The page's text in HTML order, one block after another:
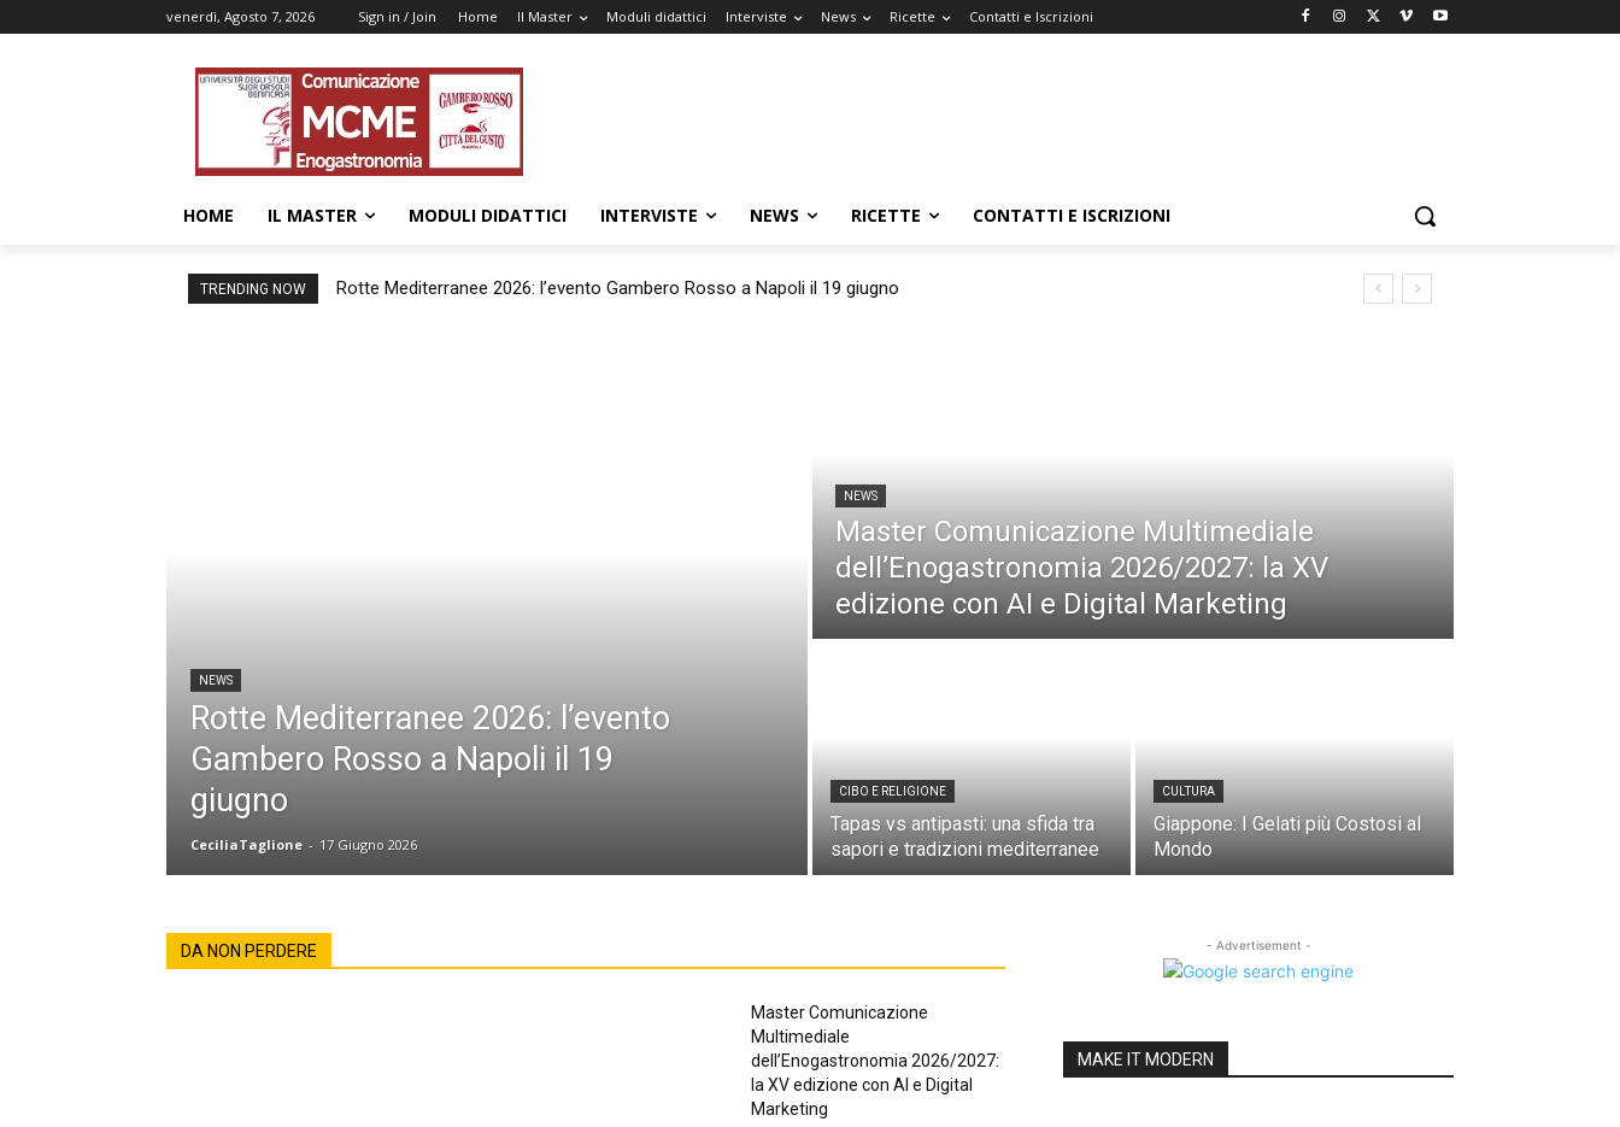
venerdì, Agosto 7, 2026 Sign in / Join Home Il Master Moduli didattici Interviste News Ricette Contatti e Iscrizioni
HOME IL MASTER MODULI DIDATTICI INTERVISTE NEWS RICETTE CONTATTI E ISCRIZIONI
TRENDING NOW Rotte Mediterranee 2026: l’evento Gambero Rosso a Napoli il 19 giugno
NEWS
Rotte Mediterranee 2026: l’evento
Gambero Rosso a Napoli il 19
giugno
CeciliaTaglione - 17 Giugno 2026
NEWS
Master Comunicazione Multimediale
dell’Enogastronomia 2026/2027: la XV
edizione con AI e Digital Marketing
CIBO E RELIGIONE
Tapas vs antipasti: una sfida tra
sapori e tradizioni mediterranee
CULTURA
Giappone: I Gelati più Costosi al
Mondo
DA NON PERDERE
Master Comunicazione
Multimediale
dell’Enogastronomia 2026/2027:
la XV edizione con AI e Digital
Marketing
- Advertisement -
MAKE IT MODERN